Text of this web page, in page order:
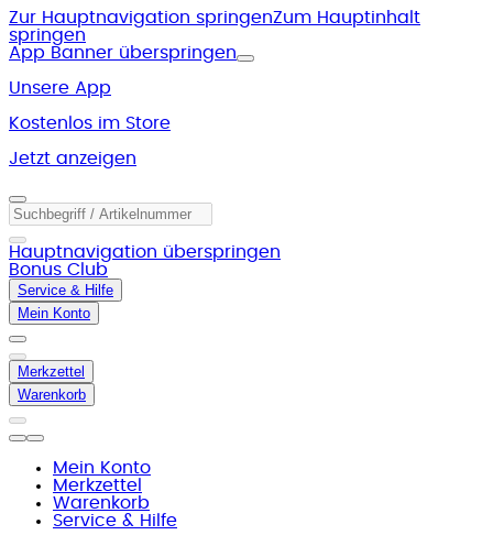
Zur Hauptnavigation springenZum Hauptinhalt
springen
App Banner überspringen
Unsere App
Kostenlos im Store
Jetzt anzeigen
Hauptnavigation überspringen
Bonus Club
Service & Hilfe
Mein Konto
Merkzettel
Warenkorb
Mein Konto
Merkzettel
Warenkorb
Service & Hilfe